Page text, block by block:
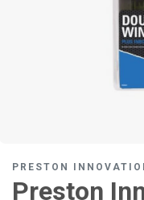
PRESTON
Preston